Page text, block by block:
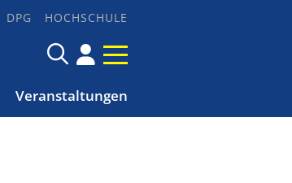
DPG HOCHSCHULE
Veranstaltungen